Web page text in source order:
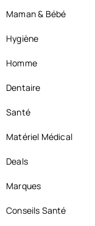
Maman & Bébé
Hygiène
Homme
Dentaire
Santé
Matériel Médical
Deals
Marques
Conseils Santé